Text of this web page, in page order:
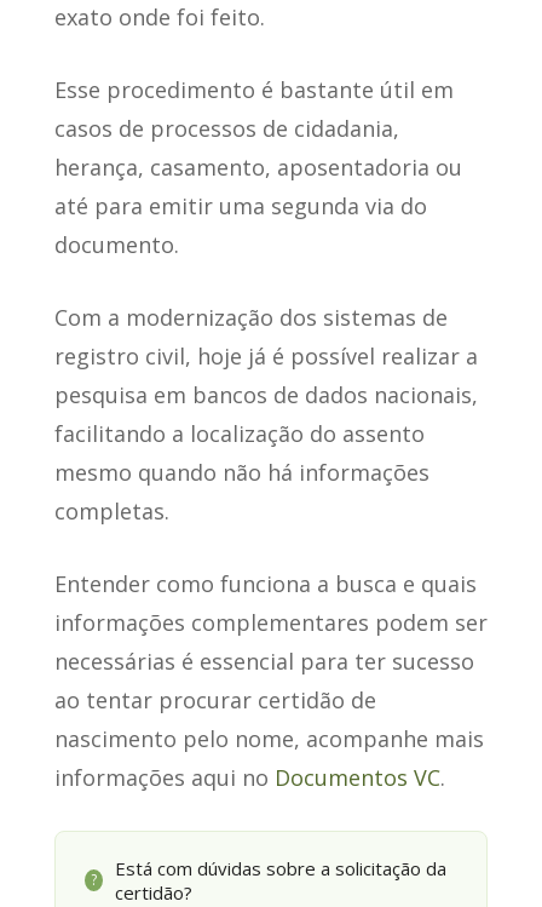
exato onde foi feito.
Esse procedimento é bastante útil em
casos de processos de cidadania,
herança, casamento, aposentadoria ou
até para emitir uma segunda via do
documento.
Com a modernização dos sistemas de
registro civil, hoje já é possível realizar a
pesquisa em bancos de dados nacionais,
facilitando a localização do assento
mesmo quando não há informações
completas.
Entender como funciona a busca e quais
informações complementares podem ser
necessárias é essencial para ter sucesso
ao tentar procurar certidão de
nascimento pelo nome, acompanhe mais
informações aqui no Documentos VC.
?
Está com dúvidas sobre a solicitação da
certidão?